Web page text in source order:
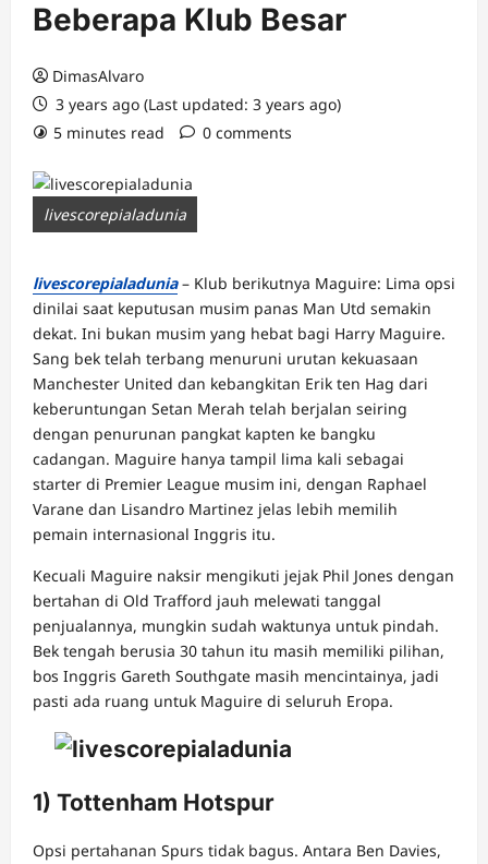
Beberapa Klub Besar
DimasAlvaro
3 years ago (Last updated: 3 years ago)
5 minutes read
0 comments
livescorepialadunia
livescorepialadunia– Klub berikutnya Maguire: Lima opsi
dinilai saat keputusan musim panas Man Utd semakin
dekat. Ini bukan musim yang hebat bagi Harry Maguire.
Sang bek telah terbang menuruni urutan kekuasaan
Manchester United dan kebangkitan Erik ten Hag dari
keberuntungan Setan Merah telah berjalan seiring
dengan penurunan pangkat kapten ke bangku
cadangan. Maguire hanya tampil lima kali sebagai
starter di Premier League musim ini, dengan Raphael
Varane dan Lisandro Martinez jelas lebih memilih
pemain internasional Inggris itu.
Kecuali Maguire naksir mengikuti jejak Phil Jones dengan
bertahan di Old Trafford jauh melewati tanggal
penjualannya, mungkin sudah waktunya untuk pindah.
Bek tengah berusia 30 tahun itu masih memiliki pilihan,
bos Inggris Gareth Southgate masih mencintainya, jadi
pasti ada ruang untuk Maguire di seluruh Eropa.
1) Tottenham Hotspur
Opsi pertahanan Spurs tidak bagus. Antara Ben Davies,